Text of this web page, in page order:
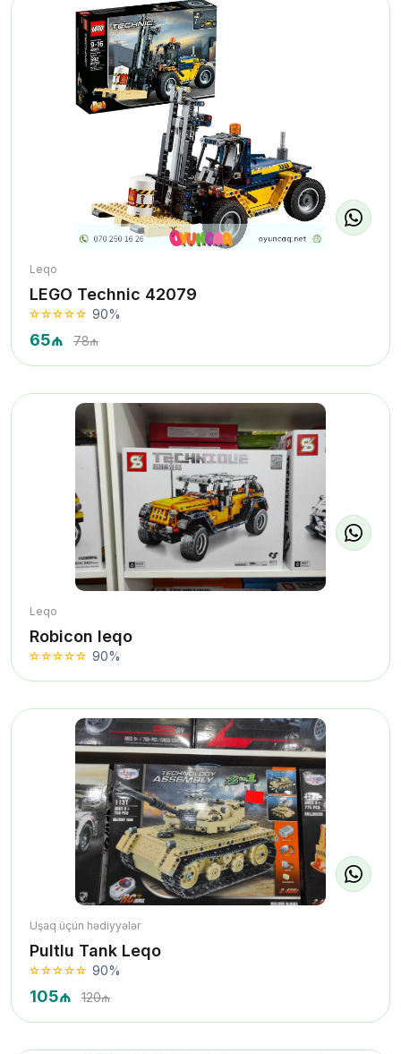
Leqo
LEGO Technic 42079
90%
65₼ 78₼
Leqo
Robicon leqo
90%
Uşaq üçün hədiyyələr
Pultlu Tank Leqo
90%
105₼ 120₼